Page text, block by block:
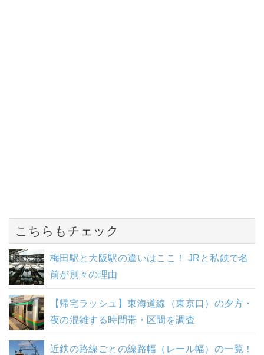
こちらもチェック
梅田駅と大阪駅の違いはここ！ JRと私鉄で名
前が別々の理由
【帰宅ラッシュ】東海道線（東京口）の夕方・
夜の混雑する時間帯・区間を調査
近鉄の路線ごとの線路幅（レール幅）の一覧！